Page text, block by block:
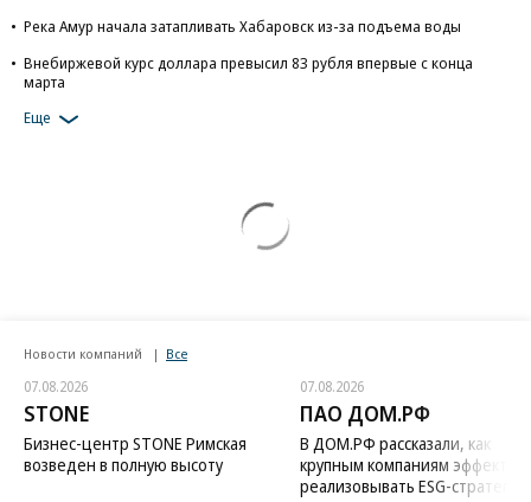
Река Амур начала затапливать Хабаровск из-за подъема воды
Внебиржевой курс доллара превысил 83 рубля впервые с конца
марта
Еще
Новости компаний Все
07.08.2026
STONE
Бизнес-центр STONE Римская
возведен в полную высоту
07.08.2026
ПАО ДОМ.РФ
В ДОМ.РФ рассказали, как
крупным компаниям
реализовывать ESG-стратегию